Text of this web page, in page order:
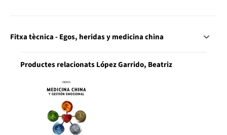
Fitxa tècnica - Egos, heridas y medicina china
Productes relacionats López Garrido, Beatriz